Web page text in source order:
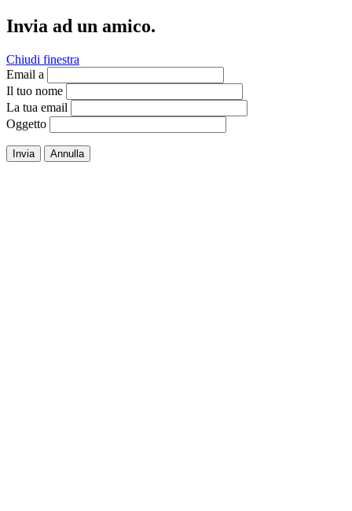
Invia ad un amico.
Chiudi finestra
Email a
Il tuo nome
La tua email
Oggetto
Invia Annulla